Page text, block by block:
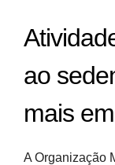
ao
mais
A Organização